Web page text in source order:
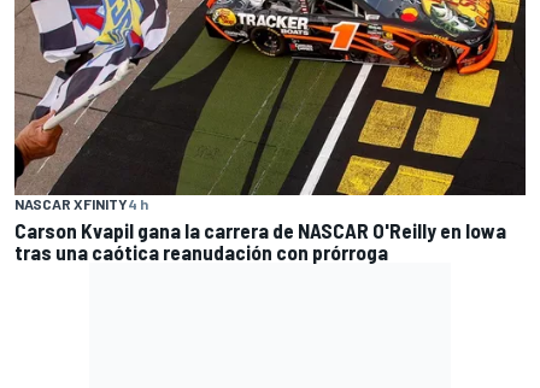
NASCAR XFINITY4 h
Carson Kvapil gana la carrera de NASCAR O'Reilly en Iowa
tras una caótica reanudación con prórroga